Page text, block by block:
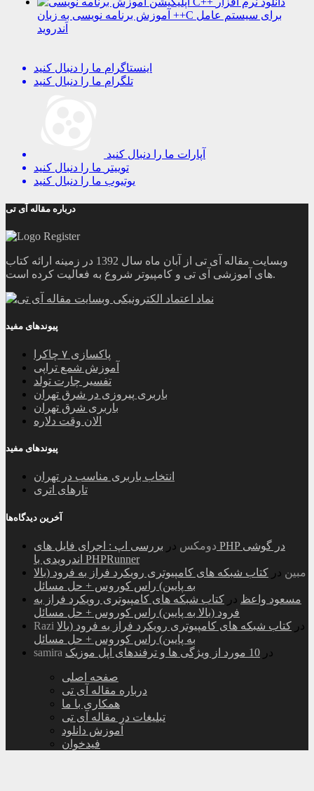
آموزش برنامه نویسی به زبان ++C برای سیستم عامل
اَندروید
اینستاگرام ما را دنبال کنید
تلگرام ما را دنبال کنید
آپارات ما را دنبال کنید
توییتر ما را دنبال کنید
یوتیوب ما را دنبال کنید
درباره مقاله آی تی
وبسایت مقاله آی تی از آبان ماه سال 1392 در زمینه ارائه کتاب
های آموزشی آی تی و کامپیوتر شروع به فعالیت کرده است.
پیوندهای مفید
پاکسازی ۷ چاکرا
آموزش شمع تراپی
تفسیر چارت تولد
باربری پیروزی در شرق تهران
باربری شرق تهران
الان وقت دلاره
پیوندهای مفید
انتخاب باربری مناسب در تهران
تارهای اتری
آخرین دیدگاه‌ها
دومکس در بررسی اپ : اجرای فایل های PHP در گوشی
اندرویدی با PHPRunner
مبین در کتاب شبکه های کامپیوتری رویکرد فراز به فرود (بالا
به پایین) راس کوروس + حل مسائل
مسعود واعظ در کتاب شبکه های کامپیوتری رویکرد فراز به
فرود (بالا به پایین) راس کوروس + حل مسائل
Razi
در کتاب شبکه های کامپیوتری رویکرد فراز به فرود (بالا
به پایین) راس کوروس + حل مسائل
samira
در 10 مورد از ویژگی ها و ترفندهای اپل موزیک
صفحه اصلی
درباره مقاله آی تی
همکاری با ما
تبلیغات در مقاله آی تی
آموزش دانلود
فیدخوان